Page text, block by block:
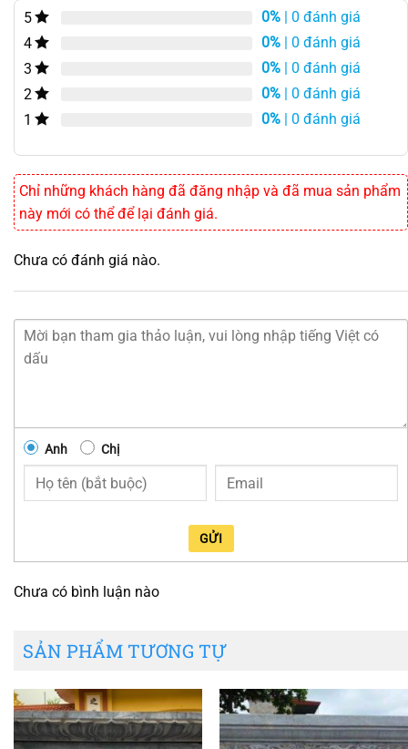
5 0% | 0 đánh giá
4
0% | 0 đánh giá
3
0% | 0 đánh giá
2
0% | 0 đánh giá
1
0% | 0 đánh giá
Chỉ những khách hàng đã đăng nhập và đã mua sản phẩm
này mới có thể để lại đánh giá.
Chưa có đánh giá nào.
Anh Chị
GỬI
Chưa có bình luận nào
SẢN PHẨM TƯƠNG TỰ